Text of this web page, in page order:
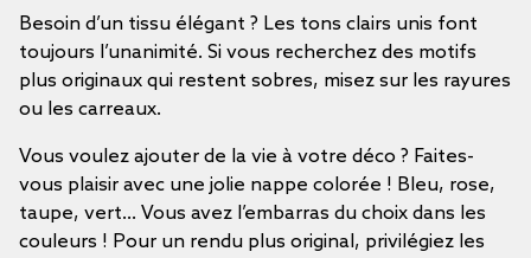
Besoin d’un tissu élégant ? Les tons clairs unis font
toujours l’unanimité. Si vous recherchez des motifs
plus originaux qui restent sobres, misez sur les rayures
ou les carreaux.
Vous voulez ajouter de la vie à votre déco ? Faites-
vous plaisir avec une jolie nappe colorée ! Bleu, rose,
taupe, vert… Vous avez l’embarras du choix dans les
couleurs ! Pour un rendu plus original, privilégiez les